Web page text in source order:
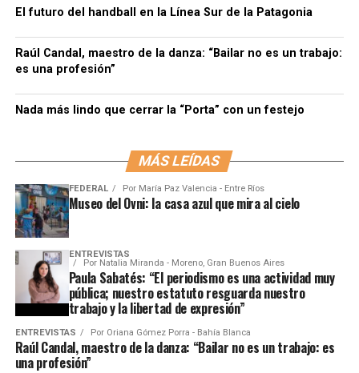
El futuro del handball en la Línea Sur de la Patagonia
Raúl Candal, maestro de la danza: “Bailar no es un trabajo:
es una profesión”
Nada más lindo que cerrar la “Porta” con un festejo
MÁS LEÍDAS
FEDERAL Por María Paz Valencia - Entre Ríos
Museo del Ovni: la casa azul que mira al cielo
ENTREVISTAS
Por Natalia Miranda - Moreno, Gran Buenos Aires
Paula Sabatés: “El periodismo es una actividad muy
pública; nuestro estatuto resguarda nuestro
trabajo y la libertad de expresión”
ENTREVISTAS Por Oriana Gómez Porra - Bahía Blanca
Raúl Candal, maestro de la danza: “Bailar no es un trabajo: es
una profesión”